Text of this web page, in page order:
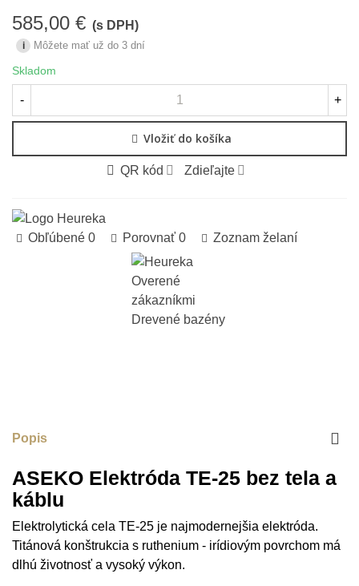
585,00 € (s DPH)
i Môžete mať už do 3 dní
Skladom
- +
Vložiť do košíka
QR kód Zdieľajte
Obľúbené 0 Porovnať 0 Zoznam želaní
Popis
ASEKO Elektróda TE-25 bez tela a
káblu
Elektrolytická cela TE-25 je najmodernejšia elektróda.
Titánová konštrukcia s ruthenium - irídiovým povrchom má
dlhú životnosť a vysoký výkon.